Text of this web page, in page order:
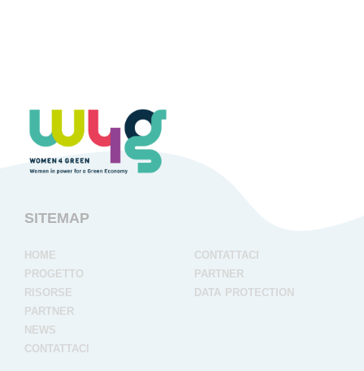
SITEMAP
home
progetto
risorse
partner
news
contattaci
contattaci
partner
data protection